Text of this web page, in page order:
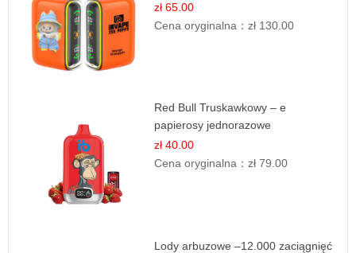
zł 65.00
Cena oryginalna：zł 130.00
Red Bull Truskawkowy – e
papierosy jednorazowe
zł 40.00
Cena oryginalna：zł 79.00
Lody arbuzowe –12.000 zaciągnięć